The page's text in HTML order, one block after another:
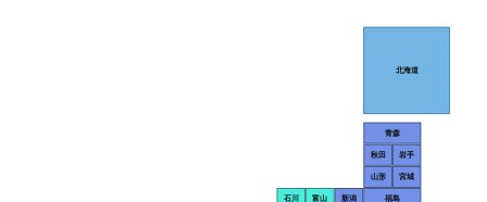
北海道
青森
秋田 岩手
山形 宮城
福島
新潟
石川 富山